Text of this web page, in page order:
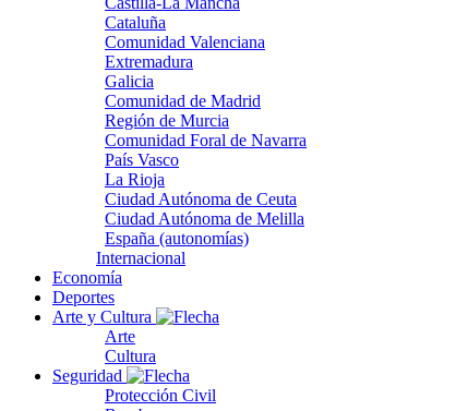
Cataluña
Comunidad Valenciana
Extremadura
Galicia
Comunidad de Madrid
Región de Murcia
Comunidad Foral de Navarra
País Vasco
La Rioja
Ciudad Autónoma de Ceuta
Ciudad Autónoma de Melilla
España (autonomías)
Internacional
Economía
Deportes
Arte y Cultura
Arte
Cultura
Seguridad
Protección Civil